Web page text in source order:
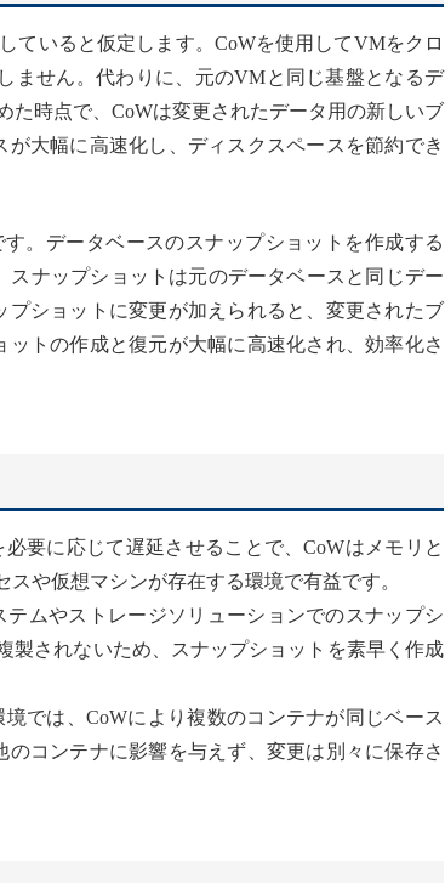
ていると仮定します。CoWを使用してVMをクロ
ません。代わりに、元のVMと同じ基盤となるデ
た時点で、CoWは変更されたデータ用の新しいブ
大幅に高速化し、ディスクスペースを節約でき
。データベースのスナップショットを作成する
ナップショットは元のデータベースと同じデー
ショットに変更が加えられると、変更されたブ
トの作成と復元が大幅に高速化され、効率化さ
必要に応じて遅延させることで、CoWはメモリと
や仮想マシンが存在する環境で有益です。
テムやストレージソリューションでのスナップシ
製されないため、スナップショットを素早く作成
境では、CoWにより複数のコンテナが同じベース
コンテナに影響を与えず、変更は別々に保存さ